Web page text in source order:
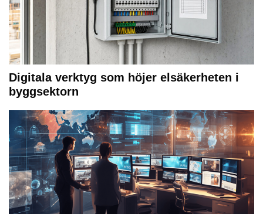
Digitala verktyg som höjer elsäkerheten i
byggsektorn